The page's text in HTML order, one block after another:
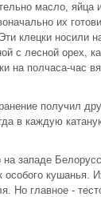
масло, яйца
их
клецки носили
с лесной орех,
на полчаса-час
получил
в каждую
на западе
особого кушанья.
Но главное -